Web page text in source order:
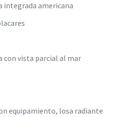
integrada americana
con vista parcial al mar
equipamiento, losa radiante